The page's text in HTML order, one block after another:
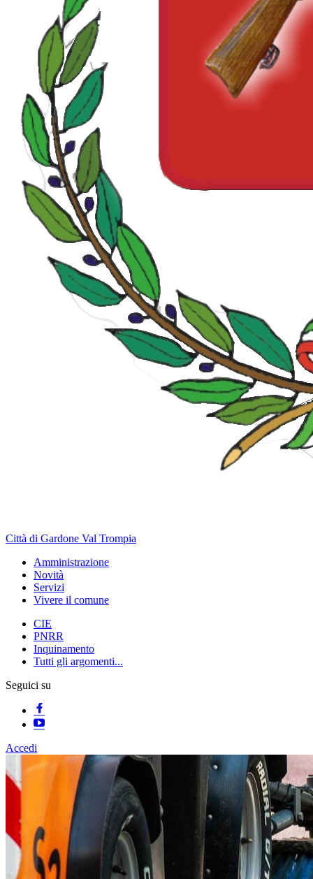
Città di Gardone Val Trompia
Amministrazione
Novità
Servizi
Vivere il comune
CIE
PNRR
Inquinamento
Tutti gli argomenti...
Seguici su
Accedi